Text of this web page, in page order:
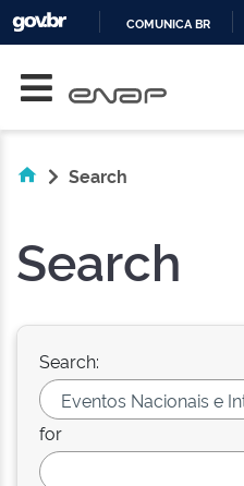
COMUNICA BR
Search
Search
Search:
for